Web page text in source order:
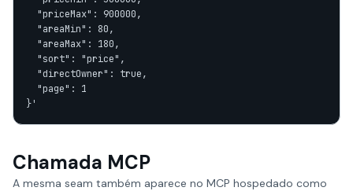
  "priceMax": 900000,
  "areaMin": 80,
  "areaMax": 180,
  "sort": "price",
  "directOwner": true,
  "page": 1
}'
Chamada MCP
A mesma seam também aparece no MCP hospedado como